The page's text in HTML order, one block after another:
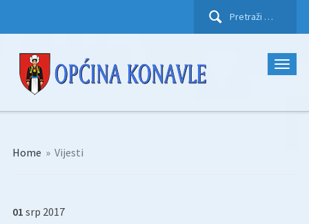
Pretraži:
Home » Vijesti
01 srp 2017